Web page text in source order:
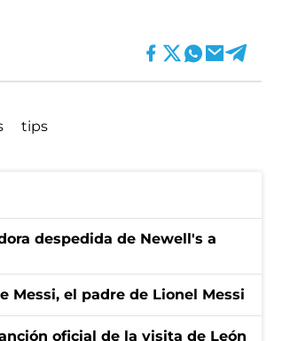
tips
despedida de Newell's a
Messi, el padre de Lionel Messi
oficial de la visita de León